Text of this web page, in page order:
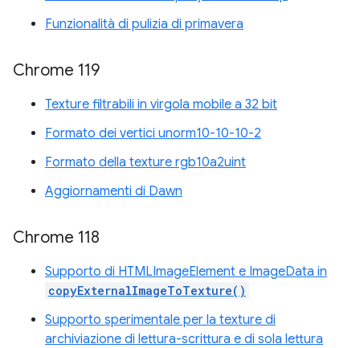
Funzionalità di pulizia di primavera
Chrome 119
Texture filtrabili in virgola mobile a 32 bit
Formato dei vertici unorm10-10-10-2
Formato della texture rgb10a2uint
Aggiornamenti di Dawn
Chrome 118
Supporto di HTMLImageElement e ImageData in
copyExternalImageToTexture()
Supporto sperimentale per la texture di
archiviazione di lettura-scrittura e di sola lettura